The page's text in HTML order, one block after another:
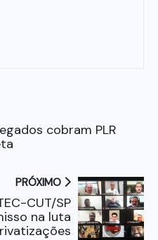
cobram PLR
PRÓXIMO
CUT/SP
na luta